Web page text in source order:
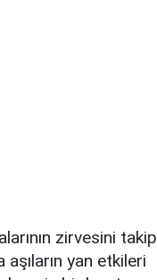
zirvesini takip
yan etkileri